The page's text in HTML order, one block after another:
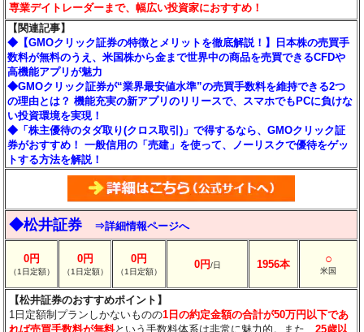
専業デイトレーダーまで、幅広い投資家におすすめ！
【関連記事】
◆【GMOクリック証券の特徴とメリットを徹底解説！】日本株の売買手
数料が無料のうえ、米国株から金まで世界中の商品を売買できるCFDや
高機能アプリが魅力
◆GMOクリック証券が“業界最安値水準”の売買手数料を維持できる2つ
の理由とは？ 機能充実の新アプリのリリースで、スマホでもPCに負けな
い投資環境を実現！
◆「株主優待のタダ取り(クロス取引)」で得するなら、GMOクリック証
券がおすすめ！ 一般信用の「売建」を使って、ノーリスクで優待をゲッ
トする方法を解説！
◆松井証券 ⇒詳細情報ページへ
0円
（1日定額）
0円
（1日定額）
0円
（1日定額）
0円/日 1956本 ○
米国
【松井証券のおすすめポイント】
1日定額制プランしかないものの1日の約定金額の合計が50万円以下であ
れば売買手数料が無料という手数料体系は非常に魅力的。また、25歳以